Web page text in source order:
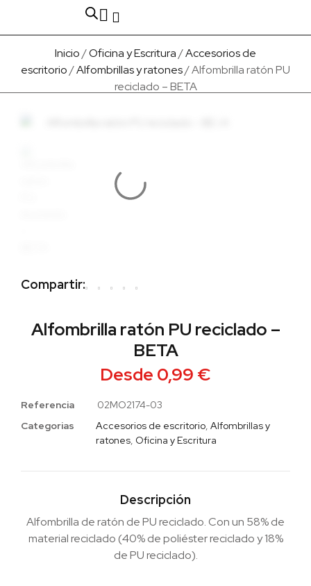
Inicio/Oficina y Escritura/Accesorios de
escritorio/Alfombrillas y ratones/ Alfombrilla ratón PU
reciclado – BETA
Alfombrilla ratón PU reciclado –
BETA
Desde 0,99 €
Referencia
02MO2174-03
Categorias
Accesorios de escritorio, Alfombrillas y
ratones, Oficina y Escritura
Descripción
Alfombrilla de ratón de PU reciclado. Con un 58% de
material reciclado (40% de poliéster reciclado y 18%
de PU reciclado).
Compartir: